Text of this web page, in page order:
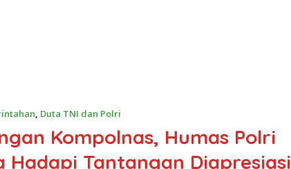
, Duta TNI dan Polri
Kompolnas, Humas Polri
Hadapi Tantangan Diapresiasi